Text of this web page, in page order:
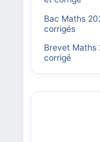
Bac Maths
corrigés
Brevet Maths
corrigé